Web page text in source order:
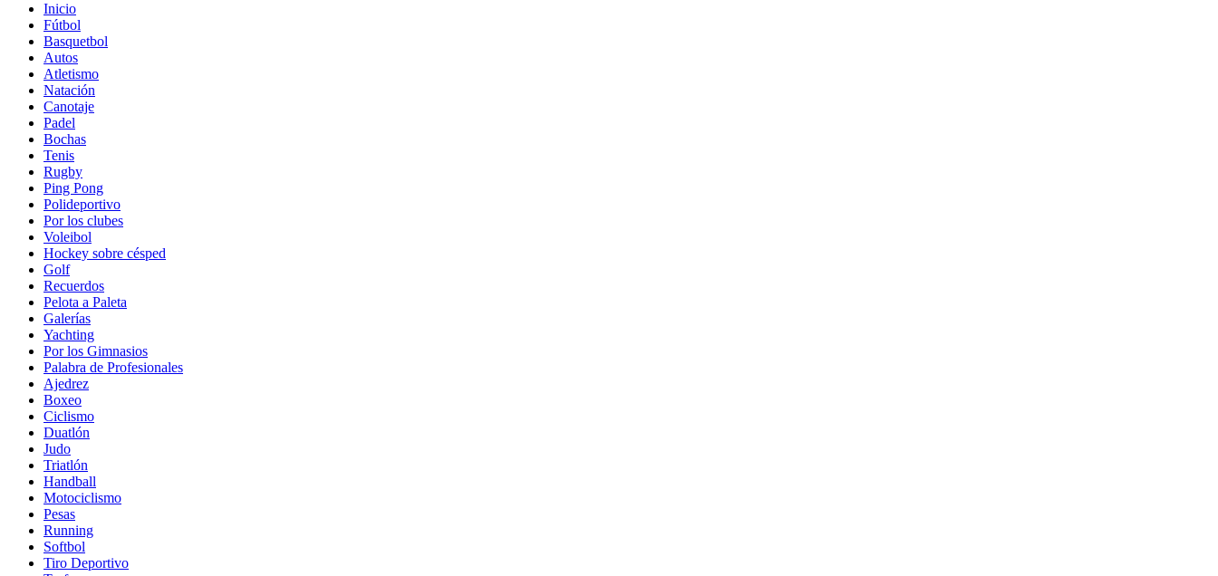
Inicio
Fútbol
Basquetbol
Autos
Atletismo
Natación
Canotaje
Padel
Bochas
Tenis
Rugby
Ping Pong
Polideportivo
Por los clubes
Voleibol
Hockey sobre césped
Golf
Recuerdos
Pelota a Paleta
Galerías
Yachting
Por los Gimnasios
Palabra de Profesionales
Ajedrez
Boxeo
Ciclismo
Duatlón
Judo
Triatlón
Handball
Motociclismo
Pesas
Running
Softbol
Tiro Deportivo